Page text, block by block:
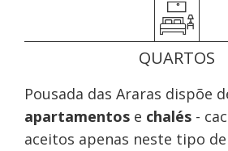
QUARTOS
Pousada das Araras dispõe
apartamentose chalés-
aceitos apenas neste tipo